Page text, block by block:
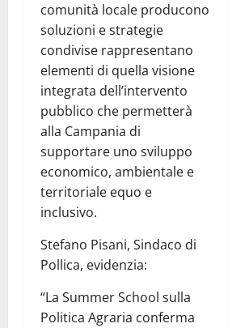
comunità locale producono
soluzioni e strategie
condivise rappresentano
elementi di quella visione
integrata dell’intervento
pubblico che permetterà
alla Campania di
supportare uno sviluppo
economico, ambientale e
territoriale equo e
inclusivo.
Stefano Pisani, Sindaco di
Pollica, evidenzia:
“La Summer School sulla
Politica Agraria conferma